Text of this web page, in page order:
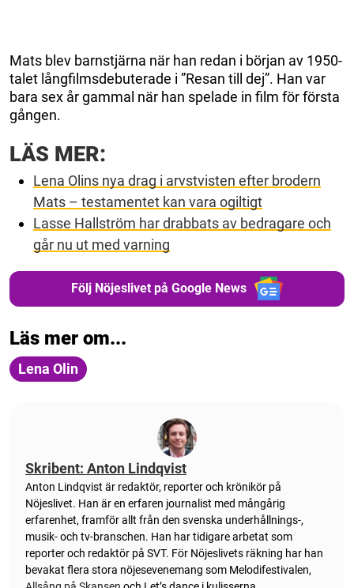
Mats blev barnstjärna när han redan i början av 1950-
talet långfilmsdebuterade i ”Resan till dej”. Han var
bara sex år gammal när han spelade in film för första
gången.
LÄS MER:
Lena Olins nya drag i arvstvisten efter brodern
Mats – testamentet kan vara ogiltigt
Lasse Hallström har drabbats av bedragare och
går nu ut med varning
Följ Nöjeslivet på Google News
Läs mer om...
Lena Olin
Skribent: Anton Lindqvist
Anton Lindqvist är redaktör, reporter och krönikör på
Nöjeslivet. Han är en erfaren journalist med mångårig
erfarenhet, framför allt från den svenska underhållnings-,
musik- och tv-branschen. Han har tidigare arbetat som
reporter och redaktör på SVT. För Nöjeslivets räkning har han
bevakat flera stora nöjesevenemang som Melodifestivalen,